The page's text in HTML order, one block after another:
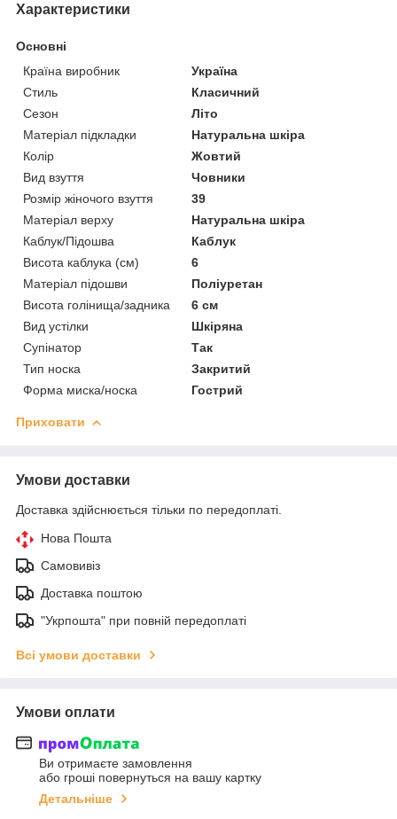
Характеристики
Основні
Країна виробник
Україна
Стиль
Класичний
Сезон
Літо
Матеріал підкладки
Натуральна шкіра
Колір
Жовтий
Вид взуття
Човники
Розмір жіночого взуття
39
Матеріал верху
Натуральна шкіра
Каблук/Підошва
Каблук
Висота каблука (см)
6
Матеріал підошви
Поліуретан
Висота голінища/задника
6 см
Вид устілки
Шкіряна
Супінатор
Так
Тип носка
Закритий
Форма миска/носка
Гострий
Приховати
Умови доставки
Доставка здійснюється тільки по передоплаті.
Нова Пошта
Самовивіз
Доставка поштою
"Укрпошта" при повній передоплаті
Всі умови доставки
Умови оплати
Ви отримаєте замовлення
або гроші повернуться на вашу картку
Детальніше